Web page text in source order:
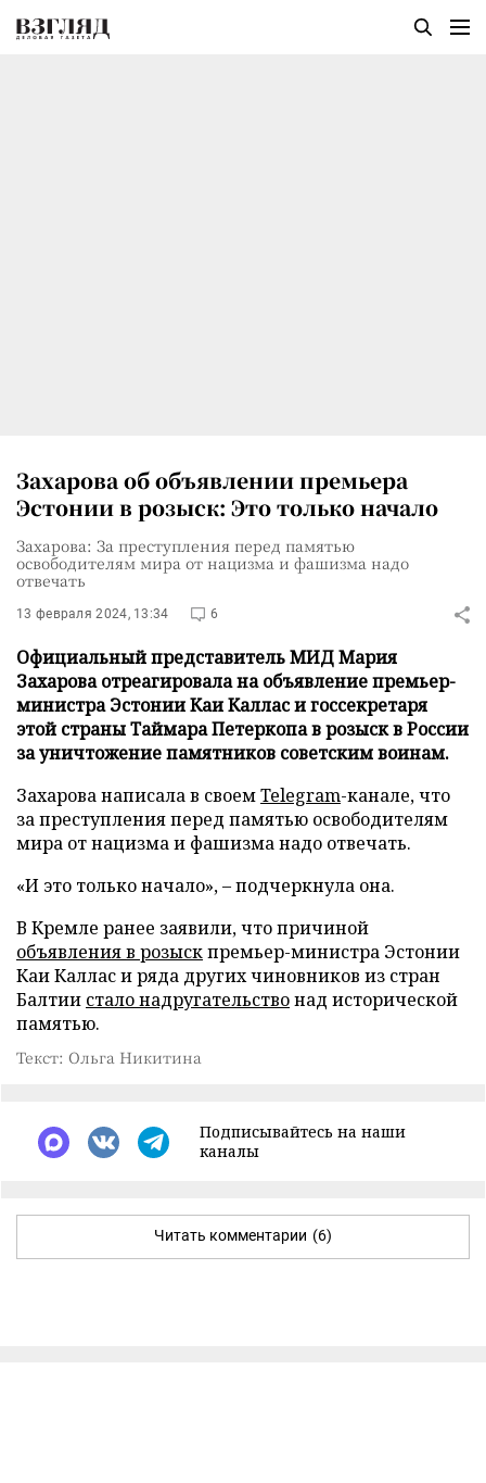
Захарова об объявлении премьера
Эстонии в розыск: Это только начало
Захарова: За преступления перед памятью
освободителям мира от нацизма и фашизма надо
отвечать
13 февраля 2024, 13:34 6
Официальный представитель МИД Мария
Захарова отреагировала на объявление премьер-
министра Эстонии Каи Каллас и госсекретаря
этой страны Таймара Петеркопа в розыск в России
за уничтожение памятников советским воинам.
Захарова написала в своемTelegram-канале, что
за преступления перед памятью освободителям
мира от нацизма и фашизма надо отвечать.
«И это только начало», – подчеркнула она.
В Кремле ранее заявили, что причиной
объявления в розыскпремьер-министра Эстонии
Каи Каллас и ряда других чиновников из стран
Балтии стало надругательствонад исторической
памятью.
Текст: Ольга Никитина
Подписывайтесь на наши
каналы
Читать комментарии (6)